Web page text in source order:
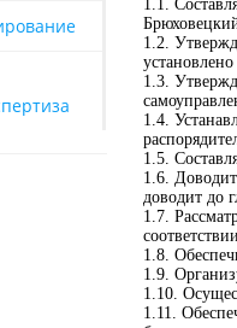
1.1.
1.2.
1.3.
1.4.
1.5.
1.6.
доводит до
1.7.
1.8.
1.9.
1.10.
1.11.